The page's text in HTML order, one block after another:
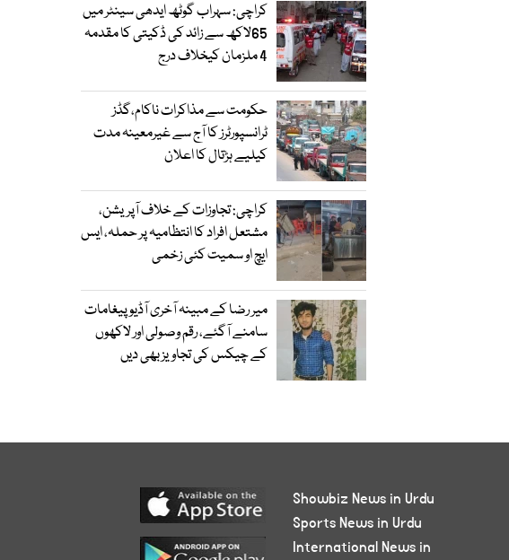
کراچی: سہراب گوٹھ ایدھی سینٹر میں
65لاکھ سے زائد کی ڈکیتی کا مقدمہ
4 ملزمان کیخلاف درج
حکومت سے مذاکرات ناکام،گڈز
ٹرانسپورٹرز کا آج سے غیرمعینہ مدت
کیلیے ہڑتال کا اعلان
کراچی: تجاوزات کے خلاف آپریشن،
مشتعل افراد کا انتظامیہ پر حملہ، ایس
ایچ او سمیت کئی زخمی
میر رضا کے مبینہ آخری آڈیو پیغامات
سامنے آگئے، رقم وصولی اور لاکھوں
کے چیکس کی تجاویز بھی دیں
Showbiz News in Urdu
Sports News in Urdu
International News in